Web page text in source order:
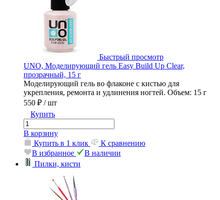
Быстрый просмотр
UNO, Моделирующий гель Easy Build Up Clear,
прозрачный, 15 г
Моделирующий гель во флаконе с кистью для
укрепления, ремонта и удлинения ногтей. Объем: 15 г
550 ₽ / шт
Купить
В корзину
Купить в 1 клик
К сравнению
В избранное
В наличии
Пилки, кисти